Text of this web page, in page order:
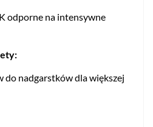
odporne na intensywne
do nadgarstków dla większej